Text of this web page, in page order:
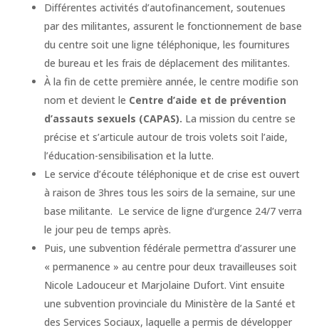
Différentes activités d’autofinancement, soutenues
par des militantes, assurent le fonctionnement de base
du centre soit une ligne téléphonique, les fournitures
de bureau et les frais de déplacement des militantes.
À la fin de cette première année, le centre modifie son
nom et devient le Centre d’aide et de prévention
d’assauts sexuels (CAPAS). La mission du centre se
précise et s’articule autour de trois volets soit l’aide,
l’éducation-sensibilisation et la lutte.
Le service d’écoute téléphonique et de crise est ouvert
à raison de 3hres tous les soirs de la semaine, sur une
base militante. Le service de ligne d’urgence 24/7 verra
le jour peu de temps après.
Puis, une subvention fédérale permettra d’assurer une
« permanence » au centre pour deux travailleuses soit
Nicole Ladouceur et Marjolaine Dufort. Vint ensuite
une subvention provinciale du Ministère de la Santé et
des Services Sociaux, laquelle a permis de développer